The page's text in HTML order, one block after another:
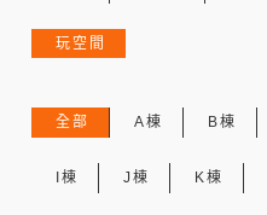
玩空間
全部 A棟 B棟
I棟 J棟 K棟